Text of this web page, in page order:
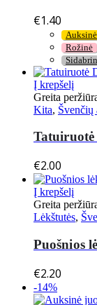
€1.40
Auksinė
Rožinė
Į krepšelį
Greita
Kita, Švenčių
€2.00
Į krepšelį
Greita
Lėkštutės,
Puošnios
€2.20
-14%